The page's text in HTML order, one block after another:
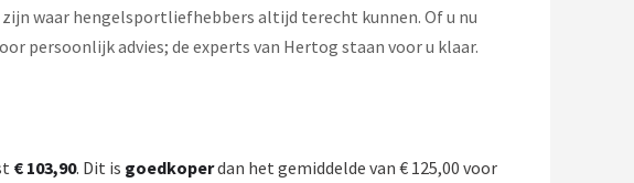
waar hengelsportliefhebbers altijd terecht kunnen. Of u nu
persoonlijk advies; de experts van Hertog staan voor u klaar.
€ 103,90. Dit is goedkoperdan het gemiddelde van € 125,00 voor